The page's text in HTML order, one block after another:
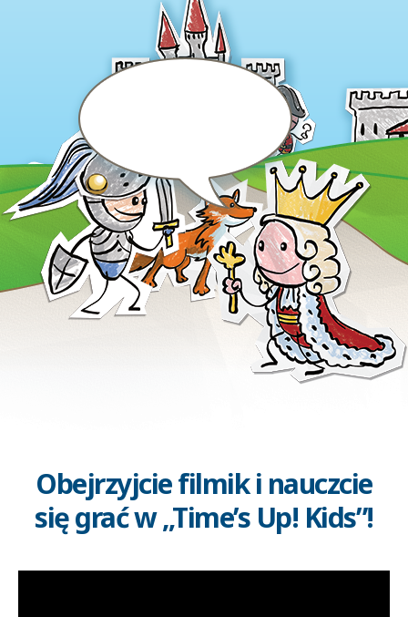
Obejrzyjcie filmik i nauczcie
się grać w „Time’s Up! Kids”!